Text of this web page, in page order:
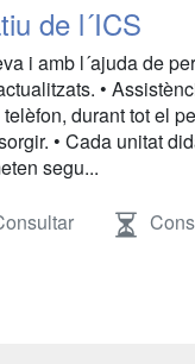
de l´ICS
i amb l´ajuda de
•
durant tot el
• Cada unitat
segu...